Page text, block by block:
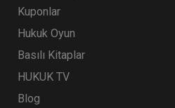
Kuponlar
Hukuk Oyun
Basılı Kitaplar
HUKUK TV
Blog